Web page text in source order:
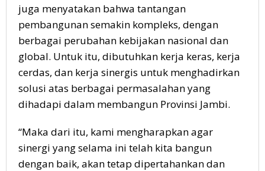
juga menyatakan bahwa tantangan
pembangunan semakin kompleks, dengan
berbagai perubahan kebijakan nasional dan
global. Untuk itu, dibutuhkan kerja keras, kerja
cerdas, dan kerja sinergis untuk menghadirkan
solusi atas berbagai permasalahan yang
dihadapi dalam membangun Provinsi Jambi.
“Maka dari itu, kami mengharapkan agar
sinergi yang selama ini telah kita bangun
dengan baik, akan tetap dipertahankan dan